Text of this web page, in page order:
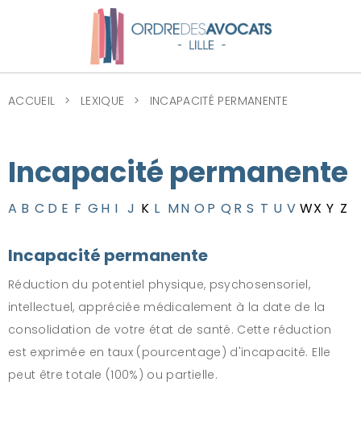
ACCUEIL LEXIQUE INCAPACITÉ PERMANENTE
Incapacité permanente
A B C D E F G H I J K L MN O P Q R S T U V WX Y Z
Incapacité permanente
Réduction du potentiel physique, psychosensoriel,
intellectuel, appréciée médicalement à la date de la
consolidation de votre état de santé. Cette réduction
est exprimée en taux (pourcentage) d'incapacité. Elle
peut être totale (100%) ou partielle.